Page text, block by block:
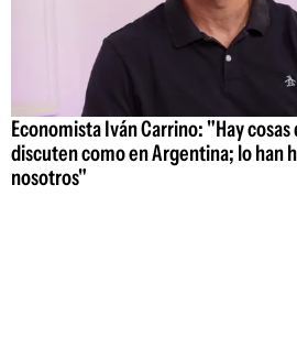
Economista Iván Carrino: "Hay cosas
discuten como en Argentina; lo han
nosotros"